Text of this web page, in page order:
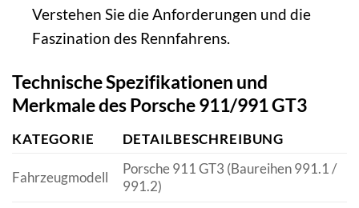
Verstehen Sie die Anforderungen und die
Faszination des Rennfahrens.
Technische Spezifikationen und
Merkmale des Porsche 911/991 GT3
KATEGORIE DETAILBESCHREIBUNG
Fahrzeugmodell
Porsche 911 GT3 (Baureihen 991.1 /
991.2)